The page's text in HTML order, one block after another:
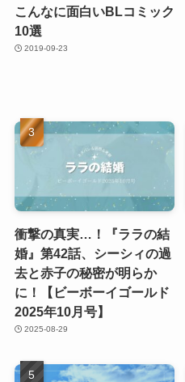
こんなに面白いBLコミック
10選
2019-09-23
衝撃の真実…！『ララの結
婚』第42話、シーシィの過
去と赤子の秘密が明らか
に！【ビーボーイゴールド
2025年10月号】
2025-08-29